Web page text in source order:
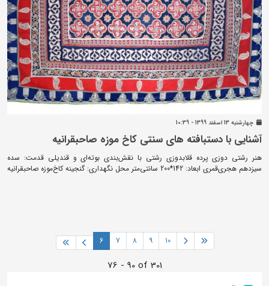
چهارشنبه 13 اسفند 1399 - 10:39
آشنایی با دستبافته های سنتی کاخ موزه صاحبقرانیه
هنر رشتی دوزی پرده قلابدوزی رشتی با نقش‌بندی بوته‌ای و قندیلی قدمت: سده
سیزدهم هجری‌قمری ابعاد: 142*200 سانتی‌متر محل نگهداری: گنجینه کاخ‌موزه صاحبقرانیه
6 7 8 9 10
76 - 90 of 301